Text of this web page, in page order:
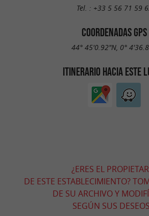
Tel. : +33 5 56 71 59
COORDENADAS GPS
44° 45'0.92"N, 0°
ITINERARIO HACIA ESTE
¿ERES EL
DE ESTE ESTABLECIMIENTO?
DE SU ARCHIVO Y
SEGÚN SUS